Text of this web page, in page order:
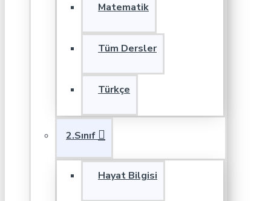
Matematik
Tüm Dersler
Türkçe
2.Sınıf
Hayat Bilgisi